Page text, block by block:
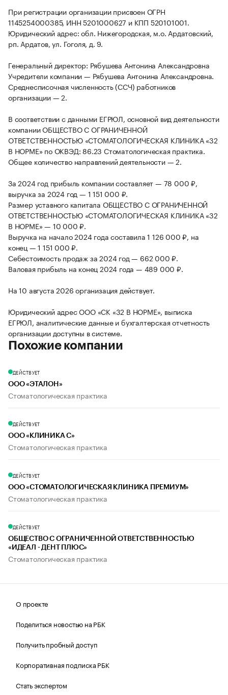
При регистрации организации присвоен ОГРН
1145254000385, ИНН 5201000627 и КПП 520101001.
Юридический адрес: обл. Нижегородская, м.о. Ардатовский,
рп. Ардатов, ул. Гоголя, д. 9.
Генеральный директор: Рябушева Антонина Александровна
Учредители компании — Рябушева Антонина Александровна.
Среднесписочная численность (ССЧ) работников
организации — 2.
В соответствии с данными ЕГРЮЛ, основной вид деятельности
компании ОБЩЕСТВО С ОГРАНИЧЕННОЙ
ОТВЕТСТВЕННОСТЬЮ «СТОМАТОЛОГИЧЕСКАЯ КЛИНИКА «32
В НОРМЕ» по ОКВЭД: 86.23 Стоматологическая практика.
Общее количество направлений деятельности — 2.
За 2024 год прибыль компании составляет — 78 000 ₽,
выручка за 2024 год — 1 151 000 ₽.
Размер уставного капитала ОБЩЕСТВО С ОГРАНИЧЕННОЙ
ОТВЕТСТВЕННОСТЬЮ «СТОМАТОЛОГИЧЕСКАЯ КЛИНИКА «32
В НОРМЕ» — 10 000 ₽.
Выручка на начало 2024 года составила 1 126 000 ₽, на
конец — 1 151 000 ₽.
Себестоимость продаж за 2024 год — 662 000 ₽.
Валовая прибыль на конец 2024 года — 489 000 ₽.
На 10 августа 2026 организация действует.
Юридический адрес ООО «СК «32 В НОРМЕ», выписка
ЕГРЮЛ, аналитические данные и бухгалтерская отчетность
организации доступны в системе.
Похожие компании
ДЕЙСТВУЕТ
ООО «ЭТАЛОН»
Стоматологическая практика
ДЕЙСТВУЕТ
ООО «КЛИНИКА С»
Стоматологическая практика
ДЕЙСТВУЕТ
ООО «СТОМАТОЛОГИЧЕСКАЯ КЛИНИКА ПРЕМИУМ»
Стоматологическая практика
ДЕЙСТВУЕТ
ОБЩЕСТВО С ОГРАНИЧЕННОЙ ОТВЕТСТВЕННОСТЬЮ
«ИДЕАЛ - ДЕНТ ПЛЮС»
Стоматологическая практика
О проекте
Поделиться новостью на РБК
Получить пробный доступ
Корпоративная подписка РБК
Стать экспертом